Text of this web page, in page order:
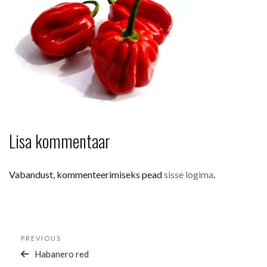
Lisa kommentaar
Vabandust, kommenteerimiseks peadsisse logima.
Previous
Post
PREVIOUS
Habanero red